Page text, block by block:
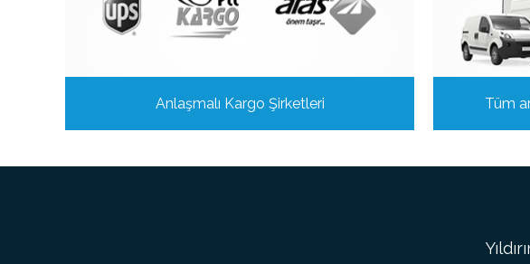
Anlaşmalı Kargo Şirketleri Tüm